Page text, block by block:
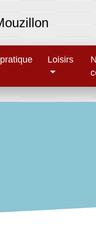
Loisirs